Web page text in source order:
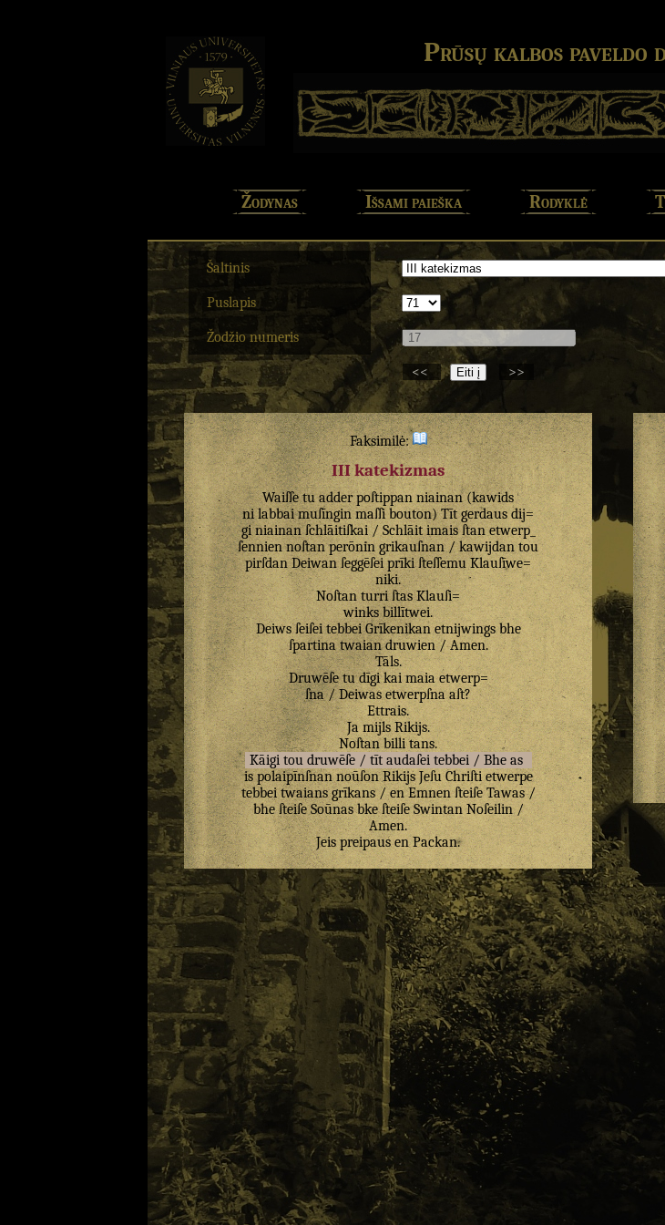
Prūsų kalbos paveldo
Žodynas Išsami paieška Rodyklė
Šaltinis
Puslapis
Žodžio numeris
<< >>
Faksimilė:
III katekizmas
Waiſſe tu adder poſtippan niainan(kawids
ni labbai muſīngin maſſi bouton)Tīt gerdaus dij=
gi niainan ſchlāitiſkai/Schlāit imais ſtan etwerp_
ſennien noſtan perōnin grikauſnan/kawijdan tou
pirſdan Deiwan ſeggēſei prīki ſteſſemu Klauſīwe=
niki.
Noſtan turri ſtas Klauſi=
winks billītwei.
Deiws ſeiſei tebbei Grīkenikan etnijwings bhe
ſpartina twaian druwien/Amen.
Tāls.
Druwēſe tu dīgi kai maia etwerp=
ſna/Deiwas etwerpſna aſt?
Ettrais.
Ja mijls Rikijs.
Noſtan billi tans.
Kāigi tou druwēſe/ tīt audaſei tebbei/ Bhe as
is polaipīnſnan noūſon Rikijs Jeſu Chriſti etwerpe
tebbei twaians grīkans/en Emnen ſteiſe Tawas/
bhe ſteiſe Soūnas bke ſteiſe Swintan Noſeilin/
Amen.
Jeis preipaus en Packan.